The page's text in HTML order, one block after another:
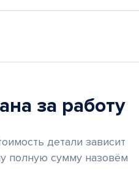
за работу
детали зависит
полную сумму назовём